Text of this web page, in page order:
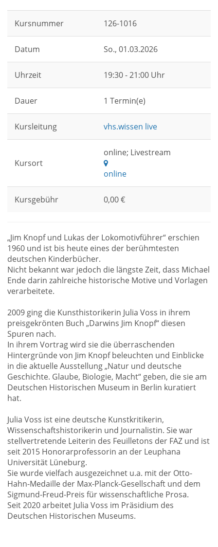
Kursnummer 126-1016
Datum So., 01.03.2026
Uhrzeit 19:30 - 21:00 Uhr
Dauer 1 Termin(e)
Kursleitung vhs.wissen live
Kursort
online; Livestream
online
Kursgebühr 0,00 €
„Jim Knopf und Lukas der Lokomotivführer“ erschien
1960 und ist bis heute eines der berühmtesten
deutschen Kinderbücher.
Nicht bekannt war jedoch die längste Zeit, dass Michael
Ende darin zahlreiche historische Motive und Vorlagen
verarbeitete.
2009 ging die Kunsthistorikerin Julia Voss in ihrem
preisgekrönten Buch „Darwins Jim Knopf“ diesen
Spuren nach.
In ihrem Vortrag wird sie die überraschenden
Hintergründe von Jim Knopf beleuchten und Einblicke
in die aktuelle Ausstellung „Natur und deutsche
Geschichte. Glaube, Biologie, Macht“ geben, die sie am
Deutschen Historischen Museum in Berlin kuratiert
hat.
Julia Voss ist eine deutsche Kunstkritikerin,
Wissenschaftshistorikerin und Journalistin. Sie war
stellvertretende Leiterin des Feuilletons der FAZ und ist
seit 2015 Honorarprofessorin an der Leuphana
Universität Lüneburg.
Sie wurde vielfach ausgezeichnet u.a. mit der Otto-
Hahn-Medaille der Max-Planck-Gesellschaft und dem
Sigmund-Freud-Preis für wissenschaftliche Prosa.
Seit 2020 arbeitet Julia Voss im Präsidium des
Deutschen Historischen Museums.